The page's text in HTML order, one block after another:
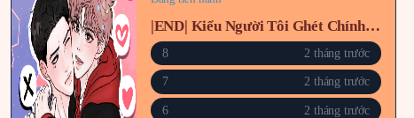
|END| Kiểu Người Tôi Ghét Chính Là Cậu
8 2 tháng trước
7 2 tháng trước
6 2 tháng trước